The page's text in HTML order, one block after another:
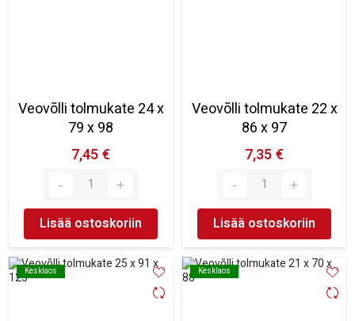
Veovõlli tolmukate 24 x
79 x 98
7,45 €
Lisää ostoskoriin
Veovõlli tolmukate 22 x
86 x 97
7,35 €
Lisää ostoskoriin
Kesklaos
Kesklaos Kesklaos
Kesklaos